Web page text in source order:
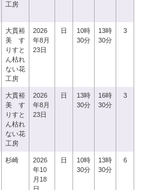
工房
大貫裕
美 す
りすと
ん枯れ
ない花
工房
2026
年8月
23日
日
10時
30分
13時
30分
3
大貫裕
美 す
りすと
ん枯れ
ない花
工房
2026
年8月
23日
日
13時
30分
16時
30分
3
杉崎
2026
年10
月18
日
10時
30分
13時
30分
6